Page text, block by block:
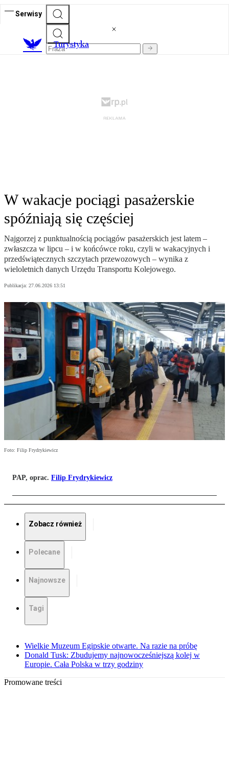
Serwisy
Turystyka
W wakacje pociągi pasażerskie
spóźniają się częściej
Najgorzej z punktualnością pociągów pasażerskich jest latem –
zwłaszcza w lipcu – i w końcówce roku, czyli w wakacyjnych i
przedświątecznych szczytach przewozowych – wynika z
wieloletnich danych Urzędu Transportu Kolejowego.
Publikacja: 27.06.2026 13:51
Foto: Filip Frydrykiewicz
PAP, oprac. Filip Frydrykiewicz
Zobacz również
Polecane
Najnowsze
Tagi
Wielkie Muzeum Egipskie otwarte. Na razie na próbę
Donald Tusk: Zbudujemy najnowocześniejszą kolej w
Europie. Cała Polska w trzy godziny
Promowane treści